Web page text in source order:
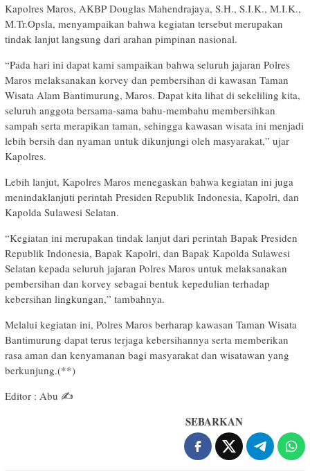
Kapolres Maros, AKBP Douglas Mahendrajaya, S.H., S.I.K., M.I.K.,
M.Tr.Opsla, menyampaikan bahwa kegiatan tersebut merupakan
tindak lanjut langsung dari arahan pimpinan nasional.
“Pada hari ini dapat kami sampaikan bahwa seluruh jajaran Polres
Maros melaksanakan korvey dan pembersihan di kawasan Taman
Wisata Alam Bantimurung, Maros. Dapat kita lihat di sekeliling kita,
seluruh anggota bersama-sama bahu-membahu membersihkan
sampah serta merapikan taman, sehingga kawasan wisata ini menjadi
lebih bersih dan nyaman untuk dikunjungi oleh masyarakat,” ujar
Kapolres.
Lebih lanjut, Kapolres Maros menegaskan bahwa kegiatan ini juga
menindaklanjuti perintah Presiden Republik Indonesia, Kapolri, dan
Kapolda Sulawesi Selatan.
“Kegiatan ini merupakan tindak lanjut dari perintah Bapak Presiden
Republik Indonesia, Bapak Kapolri, dan Bapak Kapolda Sulawesi
Selatan kepada seluruh jajaran Polres Maros untuk melaksanakan
pembersihan dan korvey sebagai bentuk kepedulian terhadap
kebersihan lingkungan,” tambahnya.
Melalui kegiatan ini, Polres Maros berharap kawasan Taman Wisata
Bantimurung dapat terus terjaga kebersihannya serta memberikan
rasa aman dan kenyamanan bagi masyarakat dan wisatawan yang
berkunjung.(**)
Editor : Abu ✍️
SEBARKAN